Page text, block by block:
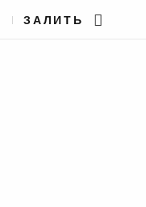
ЗАЛИТЬ